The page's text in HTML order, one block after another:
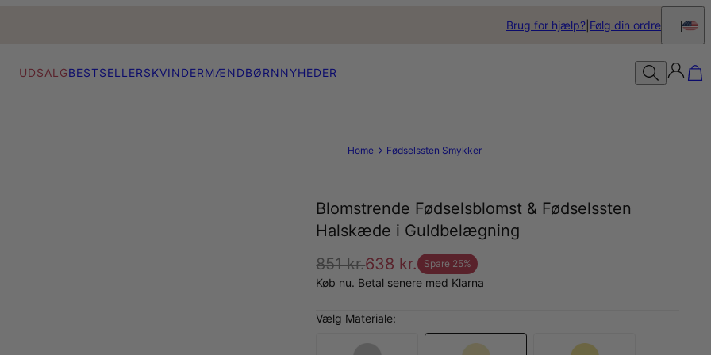
Brug for hjælp? Følg din ordre
UDSALGBESTSELLERSKVINDERMÆNDBØRNNYHEDER
Home Fødselssten Smykker
Blomstrende Fødselsblomst & Fødselssten
Halskæde i Guldbelægning
851 kr.638 kr. Spare 25%
Køb nu. Betal senere med Klarna
Vælg Materiale: